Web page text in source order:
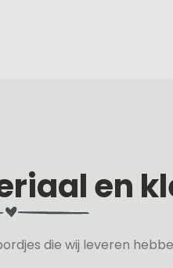
en
die wij leveren